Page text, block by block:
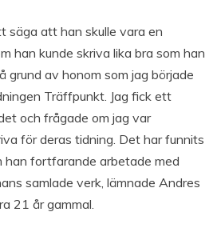
säga att han skulle vara en
han kunde skriva lika bra som han
grund av honom som jag började
Träffpunkt. Jag fick ett
och frågade om jag var
för deras tidning. Det har funnits
han fortfarande arbetade med
samlade verk, lämnade Andres
21 år gammal.